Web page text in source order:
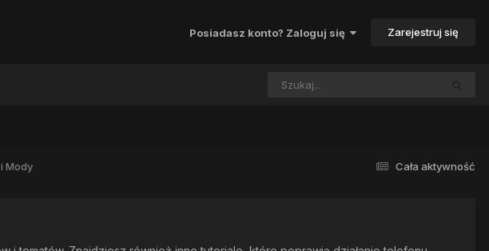
Posiadasz konto? Zaloguj się Zarejestruj się
Cała aktywność
Mody